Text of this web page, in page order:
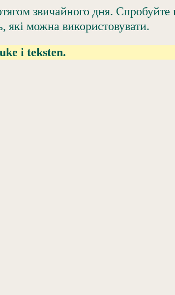
звичайного дня.
які можна використовувати.
i teksten.